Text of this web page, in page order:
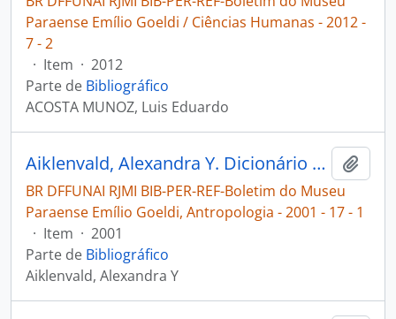
Paraense Emílio Goeldi / Ciências Humanas - 2012 -
7 - 2
· Item · 2012
Parte de Bibliográfico
ACOSTA MUNOZ, Luis Eduardo
Aiklenvald, Alexandra Y. Dicionário Tariana-Português e Português-Tariana [Boletim do Museu Paraense Emílio Goeldi, Antropologia]
BR DFFUNAI RJMI BIB-PER-REF-Boletim do Museu
Paraense Emílio Goeldi, Antropologia - 2001 - 17 - 1
· Item · 2001
Parte de Bibliográfico
Aiklenvald, Alexandra Y